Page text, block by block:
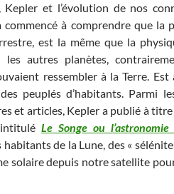
Kepler et l’évolution de nos
commencé à comprendre que la
est la même que la
les autres planètes,
ressembler à la Terre. Est
peuplés d’habitants. Parmi
et articles, Kepler a publié à
Le Songe ou
de la Lune, des «
solaire depuis notre satellite